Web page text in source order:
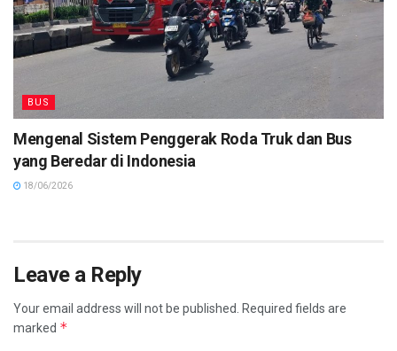
BUS
Mengenal Sistem Penggerak Roda Truk dan Bus
yang Beredar di Indonesia
18/06/2026
Leave a Reply
Your email address will not be published. Required fields are
marked *